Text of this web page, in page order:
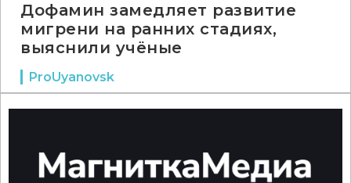
Дофамин замедляет развитие
мигрени на ранних стадиях,
выяснили учёные
ProUyanovsk